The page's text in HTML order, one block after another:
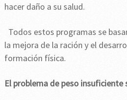
hacer daño a su salud.
Todos estos programas se
la mejora de la ración y el
formación física.
El problema de peso insuficiente